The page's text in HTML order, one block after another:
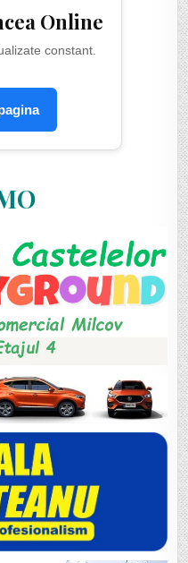
Online
constant.